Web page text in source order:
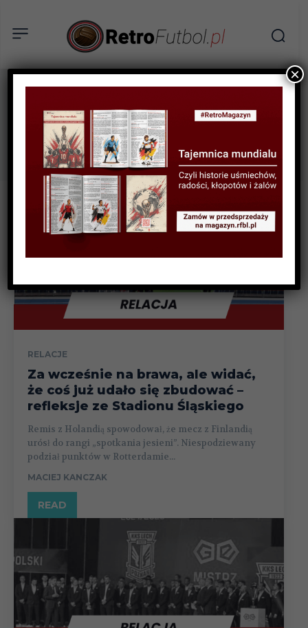
Tag: relacja
RELACJE
Za wcześnie na brawa, ale widać,
że coś już udało się zbudować –
refleksje ze Stadionu Śląskiego
Remis z Holandią spowodował, że mecz z Finlandią
urósł do rangi „spotkania jesieni”. Niespodziewany
podział punktów w Rotterdamie...
MACIEJ KANCZAK
READ
×